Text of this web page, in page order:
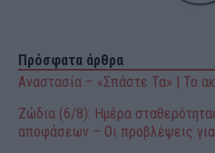
Πρόσφατα άρθρα
Αναστασία – «Σπάστε Τα» | Το
Ζώδια (6/8): Ημέρα
αποφάσεων – Οι προβλέψεις